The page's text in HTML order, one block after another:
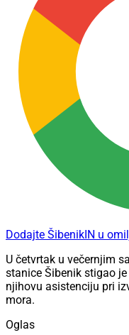
Dodajte ŠibenikIN u
U četvrtak u večernjim
stanice Šibenik stigao
njihovu asistenciju pri
mora.
Oglas